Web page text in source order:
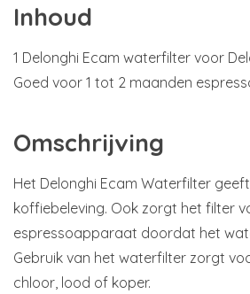
Inhoud
1 Delonghi Ecam waterfilter voor
Goed voor 1 tot 2 maanden
Omschrijving
Het Delonghi Ecam Waterfilter
koffiebeleving. Ook zorgt het filter
espressoapparaat doordat het
Gebruik van het waterfilter zorgt
chloor, lood of koper.